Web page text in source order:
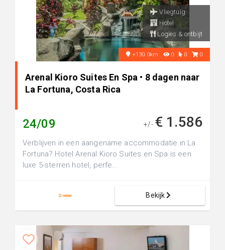
Vliegtuig
Hotel
Logies & ontbijt
+130.0km 0 0 0
Arenal Kioro Suites En Spa • 8 dagen naar
La Fortuna, Costa Rica
24/09 +/- € 1.586
Verblijven in een aangename accommodatie in La
Fortuna? Hotel Arenal Kioro Suites en Spa is een
luxe 5-sterren hotel, perfe...
Bekijk